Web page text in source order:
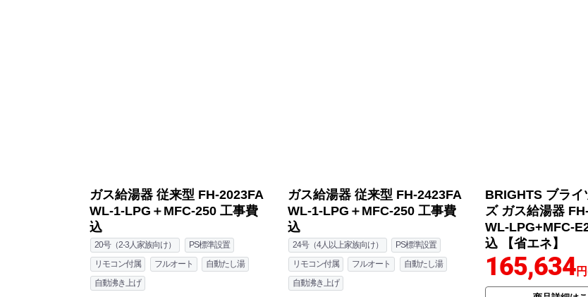
ガス給湯器 従来型 FH-2023FA
WL-1-LPG＋MFC-250 工事費
込
20号（2-3人家族向け）
PS標準設置
リモコン付属
フルオート
自動たし湯
自動沸き上げ
ガス給湯器 従来型 FH-2423FA
WL-1-LPG＋MFC-250 工事費
込
24号（4人以上家族向け）
PS標準設置
リモコン付属
フルオート
自動たし湯
自動沸き上げ
BRIGHTS ブライ
ズ ガス給湯器
WL-LPG+MFC-
込 【省エネ】
165,634